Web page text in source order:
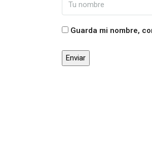
Guarda mi nombre,